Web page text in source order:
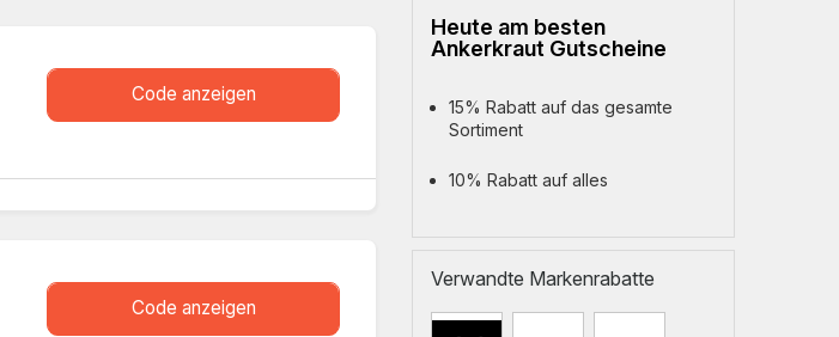
Code anzeigenXXXXK15
Code anzeigenXXXXBUD
Heute am besten
Ankerkraut Gutscheine
15% Rabatt auf das gesamte
Sortiment
10% Rabatt auf alles
Verwandte Markenrabatte